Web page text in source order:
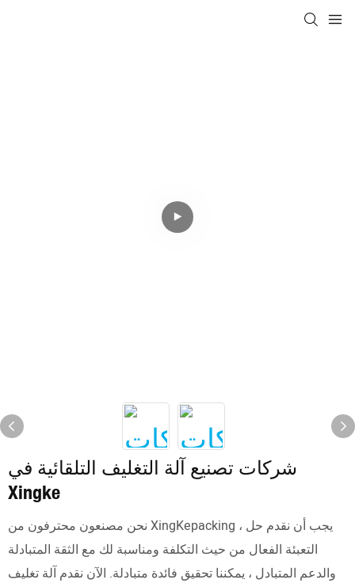
شركات تصنيع آلة التغليف التلقائية في
Xingke
نحن مصنعون محترفون من XingKepacking ، يجب أن نقدم حل
التعبئة الفعال من حيث التكلفة ومناسبة لك مع الثقة المتبادلة
والدعم المتبادل ، يمكننا تحقيق فائدة متبادلة. الآن نقدم آلة تغليف